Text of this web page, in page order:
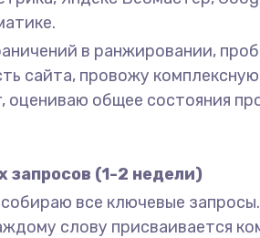
в ранжировании,
сайта, провожу
оцениваю общее состояния
запросов (1-2 недели)
все ключевые
слову присваивается